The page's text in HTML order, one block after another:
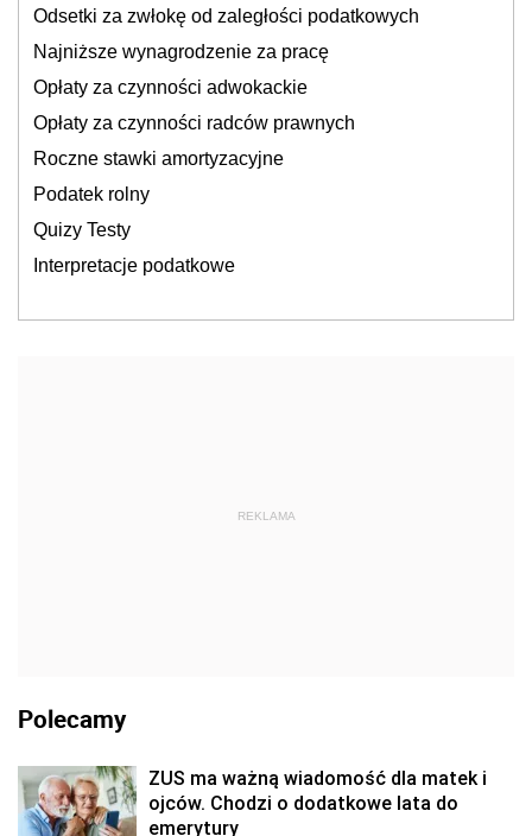
Odsetki za zwłokę od zaległości podatkowych
Najniższe wynagrodzenie za pracę
Opłaty za czynności adwokackie
Opłaty za czynności radców prawnych
Roczne stawki amortyzacyjne
Podatek rolny
Quizy Testy
Interpretacje podatkowe
REKLAMA
Polecamy
ZUS ma ważną wiadomość dla matek i
ojców. Chodzi o dodatkowe lata do
emerytury